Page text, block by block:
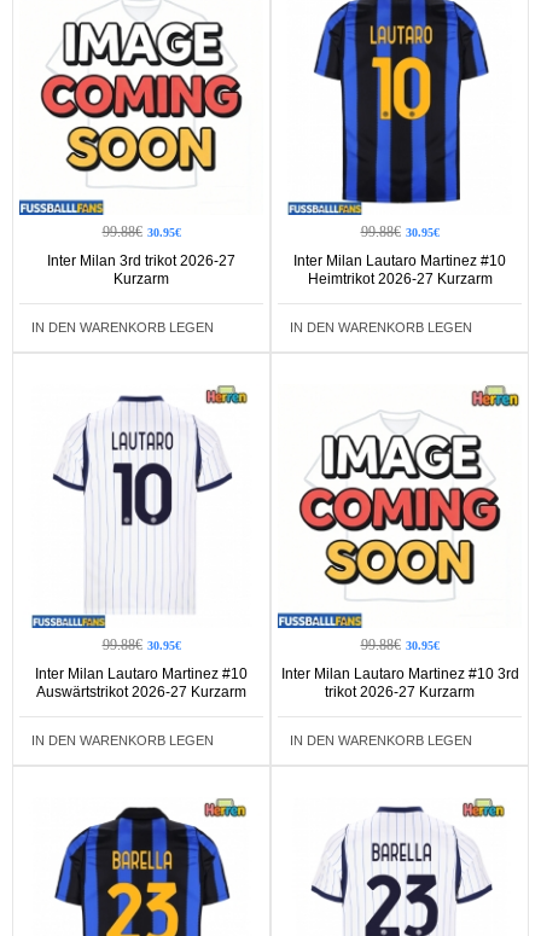
99.88€ 30.95€
Inter Milan 3rd trikot 2026-27
Kurzarm
IN DEN WARENKORB LEGEN
99.88€ 30.95€
Inter Milan Lautaro Martinez #10
Heimtrikot 2026-27 Kurzarm
IN DEN WARENKORB LEGEN
99.88€ 30.95€
Inter Milan Lautaro Martinez #10
Auswärtstrikot 2026-27 Kurzarm
IN DEN WARENKORB LEGEN
99.88€ 30.95€
Inter Milan Lautaro Martinez #10 3rd
trikot 2026-27 Kurzarm
IN DEN WARENKORB LEGEN